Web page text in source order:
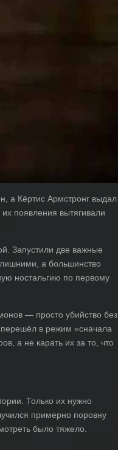
а Кёртис Армстронг выдал
появления вытягивали
Запустили две важные
а большинство
ностальгию по первому
— просто убийство без
в режим «сначала
а не карать их за то, что
Только их нужно
примерно поровну
было тяжело.